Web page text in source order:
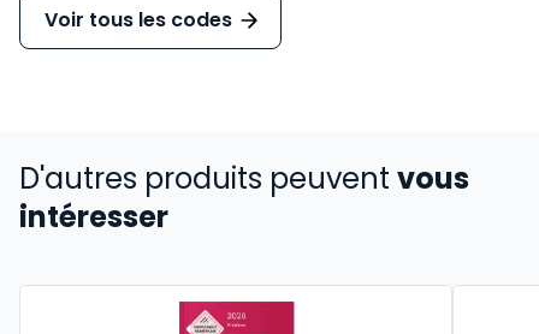
Voir tous les codes
D'autres produits peuvent vous
intéresser